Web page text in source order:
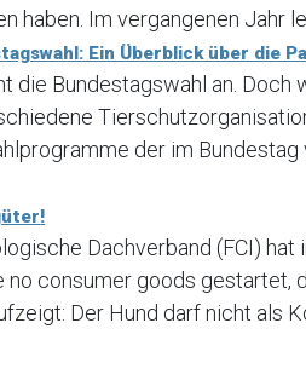
haben. Im vergangenen Jahr
Ein Überblick über die
die Bundestagswahl an.
der im
Dachverband (FCI) hat
no consumer goods gestartet,
Der Hund darf nicht als